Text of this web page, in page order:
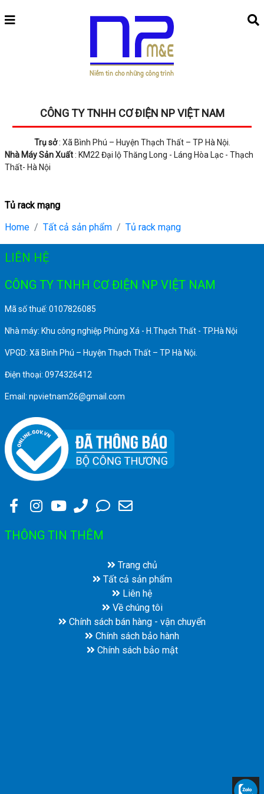
CÔNG TY TNHH CƠ ĐIỆN NP VIỆT NAM
Trụ sở: Xã Bình Phú – Huyện Thạch Thất – TP Hà Nội.
Nhà Máy Sản Xuất: KM22 Đại lộ Thăng Long - Láng Hòa Lạc - Thạch
Thất- Hà Nội
Tủ rack mạng
Home
Tất cả sản phẩm Tủ rack mạng
LIÊN HỆ
CÔNG TY TNHH CƠ ĐIỆN NP VIỆT NAM
Mã số thuế: 0107826085
Nhà máy: Khu công nghiệp Phùng Xá - H.Thạch Thất - TP.Hà Nội
VPGD: Xã Bình Phú – Huyện Thạch Thất – TP Hà Nội.
Điện thoại: 0974326412
Email: npvietnam26@gmail.com
THÔNG TIN THÊM
Trang chủ
Tất cả sản phẩm
Liên hệ
Về chúng tôi
Chính sách bán hàng - vận chuyển
Chính sách bảo hành
Chính sách bảo mật